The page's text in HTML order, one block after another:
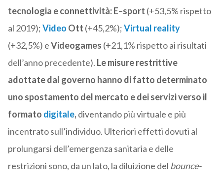
tecnologia econnettività: E–sport (+53,5% rispetto
al 2019);Video Ott (+45,2%);Virtual reality
(+32,5%) eVideogames (+21,1% rispetto ai risultati
dell’anno precedente). Le misure restrittive
adottate dal governo hanno di fatto determinato
uno spostamento del mercato e dei servizi verso il
formato digitale,diventando più virtuale e più
incentrato sull’individuo. Ulteriori effetti dovuti al
prolungarsi dell’emergenza sanitaria e delle
restrizioni sono, da un lato, la diluizione del bounce-